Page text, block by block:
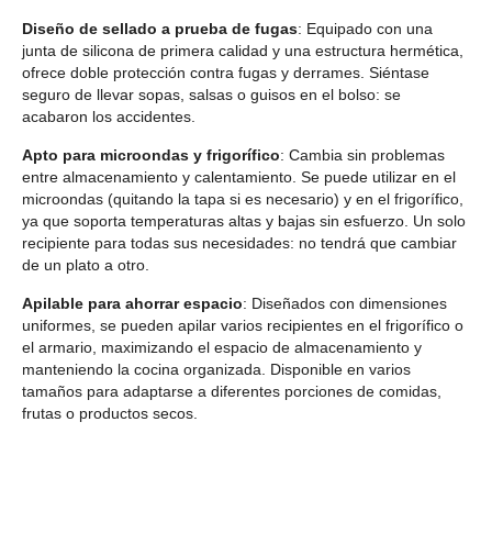
Diseño de sellado a prueba de fugas: Equipado con una
junta de silicona de primera calidad y una estructura hermética,
ofrece doble protección contra fugas y derrames. Siéntase
seguro de llevar sopas, salsas o guisos en el bolso: se
acabaron los accidentes.
Apto para microondas y frigorífico: Cambia sin problemas
entre almacenamiento y calentamiento. Se puede utilizar en el
microondas (quitando la tapa si es necesario) y en el frigorífico,
ya que soporta temperaturas altas y bajas sin esfuerzo. Un solo
recipiente para todas sus necesidades: no tendrá que cambiar
de un plato a otro.
Apilable para ahorrar espacio: Diseñados con dimensiones
uniformes, se pueden apilar varios recipientes en el frigorífico o
el armario, maximizando el espacio de almacenamiento y
manteniendo la cocina organizada. Disponible en varios
tamaños para adaptarse a diferentes porciones de comidas,
frutas o productos secos.